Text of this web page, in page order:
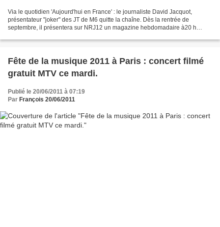
Via le quotidien 'Aujourd'hui en France' : le journaliste David Jacquot,
présentateur "joker" des JT de M6 quitte la chaîne. Dès la rentrée de
septembre, il présentera sur NRJ12 un magazine hebdomadaire à20 h
Fête de la musique 2011 à Paris : concert filmé
gratuit MTV ce mardi.
Publié le 20/06/2011 à 07:19
Par François 20/06/2011